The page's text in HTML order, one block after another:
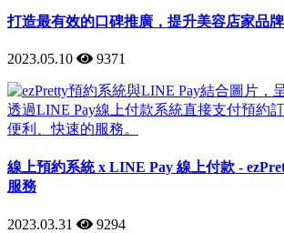
打造最有效的口碑推廣，提升美容店家品
2023.05.10 9371
線上預約系統 x LINE Pay 線上付款 -
服務
2023.03.31 9294